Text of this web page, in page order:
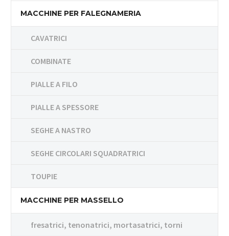
MACCHINE PER FALEGNAMERIA
CAVATRICI
COMBINATE
PIALLE A FILO
PIALLE A SPESSORE
SEGHE A NASTRO
SEGHE CIRCOLARI SQUADRATRICI
TOUPIE
MACCHINE PER MASSELLO
fresatrici, tenonatrici, mortasatrici, torni